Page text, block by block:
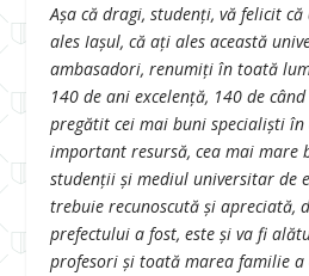
Așa că dragi, studenți, vă felicit
ales Iașul, că ați ales această
ambasadori, renumiți în toată
140 de ani excelență, 140 de
pregătit cei mai buni specialiști în
important resursă, cea mai mare
studenții și mediul universitar de
trebuie recunoscută și
prefectului a fost, este și va fi
profesori și toată marea familie a